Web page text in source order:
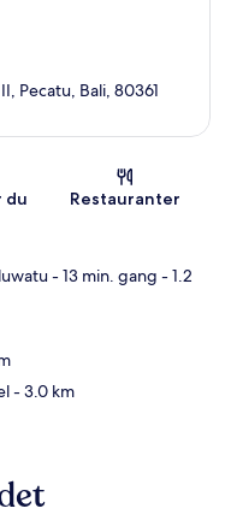
Pecatu, Bali, 80361
du
Restauranter
- 13 min. gang - 1.2
- 3.0 km